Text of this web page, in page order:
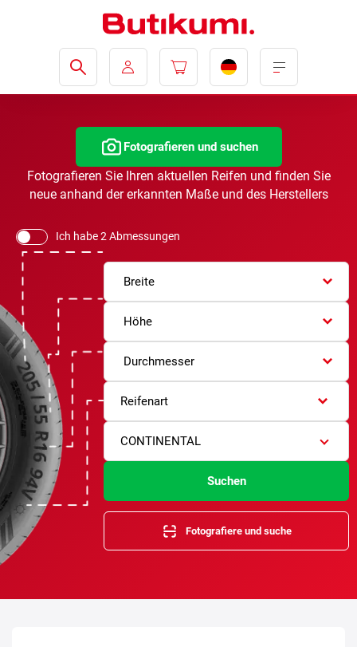
Fotografieren und suchen
Fotografieren Sie Ihren aktuellen Reifen und finden Sie
neue anhand der erkannten Maße und des Herstellers
Ich habe 2 Abmessungen
Breite
Höhe
Durchmesser
Reifenart
CONTINENTAL
Suchen
Fotografiere und suche